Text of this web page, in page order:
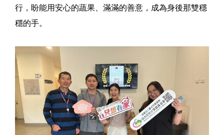
行，盼能用安心的蔬果、滿滿的善意，成為身後那雙穩
穩的手。